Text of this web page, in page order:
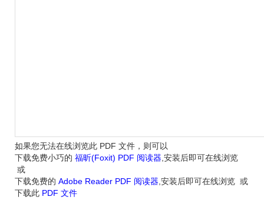
如果您无法在线浏览此 PDF 文件，则可以
下载免费小巧的 福昕(Foxit) PDF 阅读器 ,安装后即可在线浏览
或
下载免费的 Adobe Reader PDF 阅读器 ,安装后即可在线浏览 或
下载此 PDF 文件